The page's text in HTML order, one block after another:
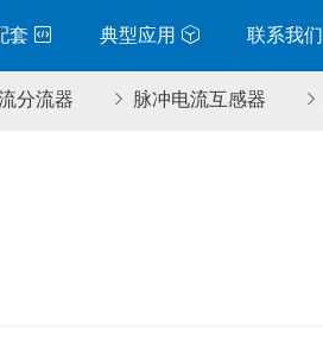
套 典型应用 联系我们
分流器 脉冲电流互感器